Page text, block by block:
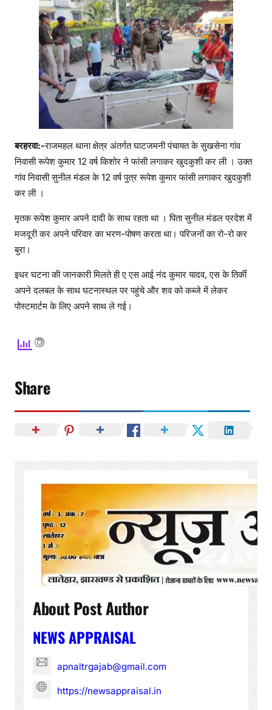
बरहरवा:-राजमहल थाना क्षेत्र अंतर्गत घाटजमनी पंचायत के सुखसेना गांव
निवासी रूपेश कुमार 12 वर्ष किशोर ने फांसी लगाकर खुदकुशी कर ली । उक्त
गांव निवासी सुनील मंडल के 12 वर्ष पुत्र रूपेश कुमार फांसी लगाकर खुदकुशी
कर ली ।
मृतक रूपेश कुमार अपने दादी के साथ रहता था । पिता सुनील मंडल प्रदेश में
मजदूरी कर अपने परिवार का भरण-पोषण करता था। परिजनों का रो-रो कर
बुरा।
इधर घटना की जानकारी मिलते ही ए एस आई नंद कुमार यादव, एस के तिर्की
अपने दलबल के साथ घटनास्थल पर पहुंचे और शव को कब्जे में लेकर
पोस्टमार्टम के लिए अपने साथ ले गई।
Share
About Post Author
NEWS APPRAISAL
apnaltrgajab@gmail.com
https://newsappraisal.in